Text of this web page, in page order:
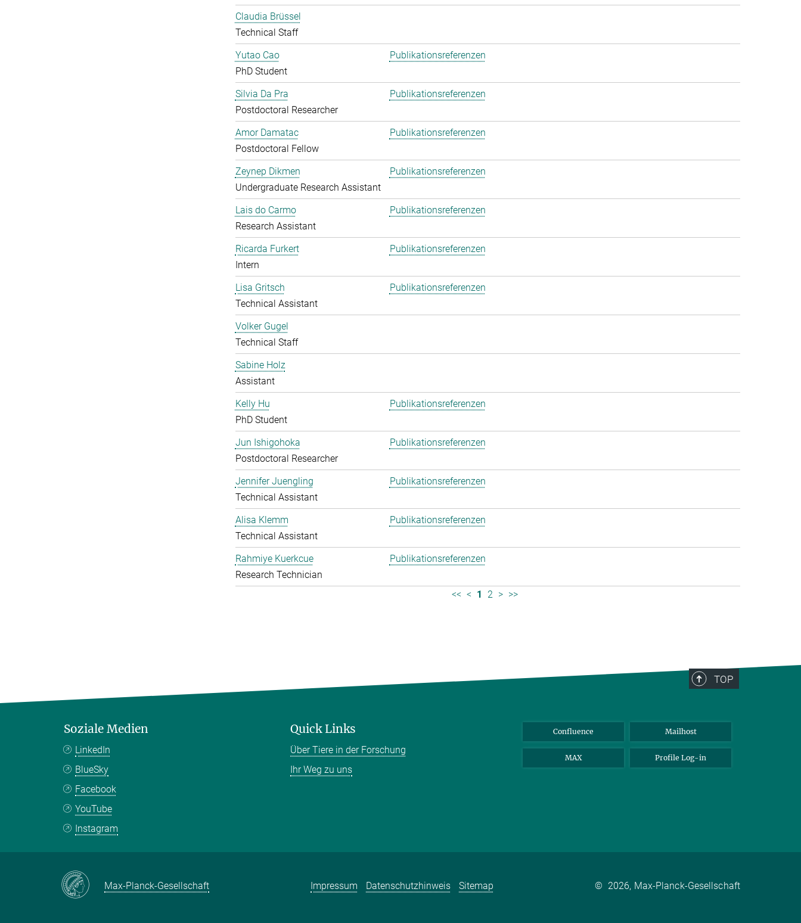
Claudia Brüssel
Technical Staff
Yutao Cao
PhD Student
Publikationsreferenzen
Silvia Da Pra
Postdoctoral Researcher
Publikationsreferenzen
Amor Damatac
Postdoctoral Fellow
Publikationsreferenzen
Zeynep Dikmen
Undergraduate Research Assistant
Publikationsreferenzen
Lais do Carmo
Research Assistant
Publikationsreferenzen
Ricarda Furkert
Intern
Publikationsreferenzen
Lisa Gritsch
Technical Assistant
Publikationsreferenzen
Volker Gugel
Technical Staff
Sabine Holz
Assistant
Kelly Hu
PhD Student
Publikationsreferenzen
Jun Ishigohoka
Postdoctoral Researcher
Publikationsreferenzen
Jennifer Juengling
Technical Assistant
Publikationsreferenzen
Alisa Klemm
Technical Assistant
Publikationsreferenzen
Rahmiye Kuerkcue
Research Technician
Publikationsreferenzen
<< < 1 2 > >>
TOP
Soziale Medien
LinkedIn
BlueSky
Facebook
YouTube
Instagram
Quick Links
Über Tiere in der Forschung
Ihr Weg zu uns
Confluence Mailhost
MAX Profile Log-in
Max-Planck-Gesellschaft Impressum Datenschutzhinweis Sitemap © 2026, Max-Planck-Gesellschaft